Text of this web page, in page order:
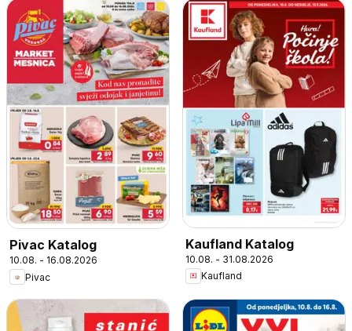
Pivac Katalog
10.08. - 16.08.2026
Pivac
Kaufland Katalog
10.08. - 31.08.2026
Kaufland